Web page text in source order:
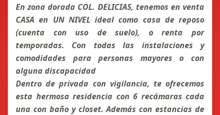
En zona dorada COL. DELICIAS, tenemos en venta
CASA en UN NIVEL ideal como casa de reposo
(cuenta con uso de suelo), o renta por
temporadas. Con todas las instalaciones y
comodidades para personas mayores o con
alguna discapacidad
Dentro de privada con vigilancia, te ofrecemos
esta hermosa residencia con 6 recámaras cada
una con baño y closet. Además con estancias de